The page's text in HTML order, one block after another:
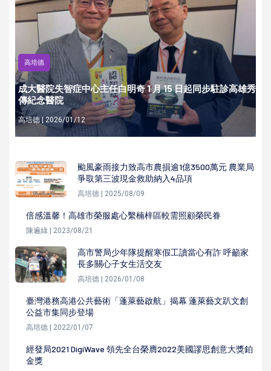
高培德
成大醫院失智症中心主任白明奇 1 月 15 日起同步駐診高雄秀
傳紀念醫院
高培德 | 2026/01/12
颱風豪雨接力致高市農損逾1億3500萬元 農業局
爭取第三波現金救助納入4品項
高培德 | 2025/08/09
倍感溫馨！高雄市榮服處心繫楠梓區較需照顧榮民眷
陳遍綠 | 2023/08/21
高市警局少年隊提醒寒假工讀當心有詐 呼籲家
長多關心子女生活交友
高培德 | 2026/01/08
臺灣港務高港公共藝術「蓬萊藝啟航」揭幕 蓬萊藝文趴文創
公益市集同步登場
高培德 | 2022/01/07
經發局2021 DigiWave 領先全台榮膺2022美國謬思創意大獎鉑
金獎